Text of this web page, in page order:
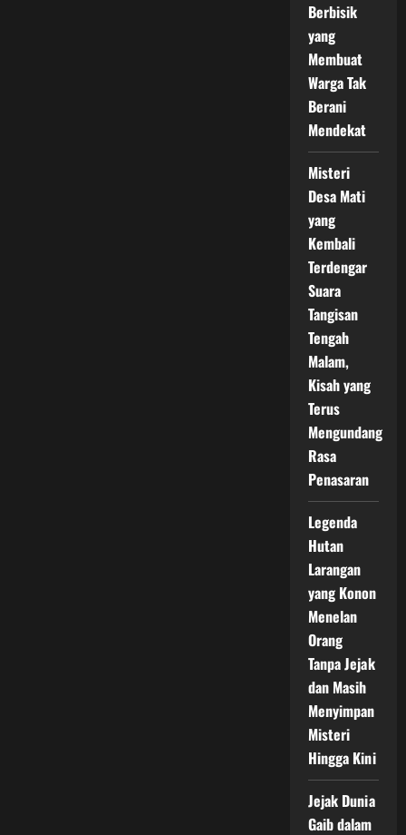
Berbisik
yang
Membuat
Warga Tak
Berani
Mendekat
Misteri
Desa Mati
yang
Kembali
Terdengar
Suara
Tangisan
Tengah
Malam,
Kisah yang
Terus
Mengundang
Rasa
Penasaran
Legenda
Hutan
Larangan
yang Konon
Menelan
Orang
Tanpa Jejak
dan Masih
Menyimpan
Misteri
Hingga Kini
Jejak Dunia
Gaib dalam